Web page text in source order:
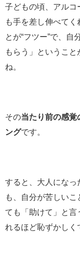
子どもの頃、アルコ
も手を差し伸べて
とが“フツー”で、自
もらう」というこ
ね。
その当たり前の感覚
ングです。
すると、大人になっ
も、自分が苦しい
ても「助けて」と言
れるほど恥ずかしく